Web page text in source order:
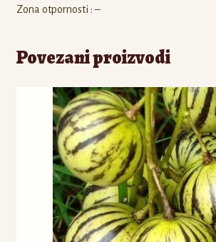
Zona otpornosti : –
Povezani proizvodi